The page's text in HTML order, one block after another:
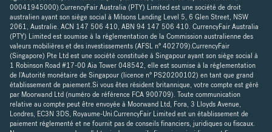
00041945000).CurrencyFair Australia (PTY) Limited est une société de droit
australien ayant son siège social à Milsons Landing Level 5, 6 Glen Street, NSW
2061, Australie. ACN 147 506 410, ABN 94 147 506 410. CurrencyFair Australia
(PTY) Limited est soumise à la réglementation de la Commission australienne des
valeurs mobilières et des investissements (AFSL n° 402709).CurrencyFair
(Singapore) Pte Ltd est une société constituée à Singapour ayant son siège social à
1 Robinson Road #17-00 Aia Tower 048542, elle est soumise à la réglementation
de l'Autorité monétaire de Singapour (licence n° PS20200102) en tant que grand
établissement de paiement.Si vous êtes résident britannique, votre compte est géré
par Moorwand Ltd (numéro de référence FCA 900709). Toute communication
relative au compte peut être envoyée à Moorwand Ltd, Fora, 3 Lloyds Avenue,
Londres, EC3N 3DS, Royaume-Uni.CurrencyFair Limited est un établissement de
paiement réglementé et ne fournit pas de conseils financiers, juridiques ou fiscaux.